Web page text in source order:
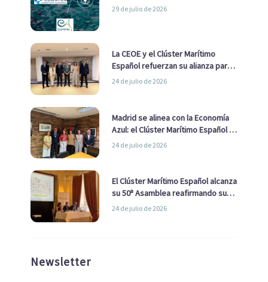
29 de julio de 2026
La CEOE y el Clúster Marítimo
Español refuerzan su alianza para
impulsar una estrategia Nacional
24 de julio de 2026
Madrid se alinea con la Economía
Azul: el Clúster Marítimo Español y
la Real Liga Naval avanzan alianzas
24 de julio de 2026
El Clúster Marítimo Español alcanza
su 50ª Asamblea reafirmando su
liderazgo en la Economía Azul
24 de julio de 2026
Newsletter